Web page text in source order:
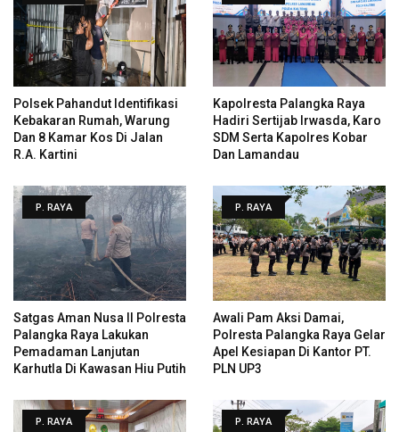
Polsek Pahandut Identifikasi
Kebakaran Rumah, Warung
Dan 8 Kamar Kos Di Jalan
R.A. Kartini
Kapolresta Palangka Raya
Hadiri Sertijab Irwasda, Karo
SDM Serta Kapolres Kobar
Dan Lamandau
P. RAYA
Satgas Aman Nusa II Polresta
Palangka Raya Lakukan
Pemadaman Lanjutan
Karhutla Di Kawasan Hiu Putih
P. RAYA
Awali Pam Aksi Damai,
Polresta Palangka Raya Gelar
Apel Kesiapan Di Kantor PT.
PLN UP3
P. RAYA P. RAYA